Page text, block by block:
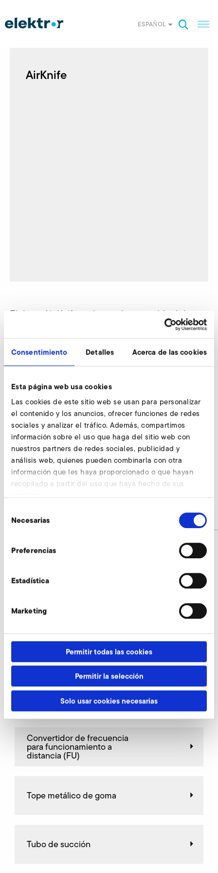
Consentimiento Detalles Acerca de las cookies
Esta página web usa cookies
Las cookies de este sitio web se usan para personalizar
el contenido y los anuncios, ofrecer funciones de redes
sociales y analizar el tráfico. Además, compartimos
información sobre el uso que haga del sitio web con
nuestros partners de redes sociales, publicidad y
análisis web, quienes pueden combinarla con otra
información que les haya proporcionado o que hayan
recopilado a partir del uso que haya hecho de sus
deNecesarias
Preferencias
Estadística
Marketing
Permitir todas las cookies
Permitir la selección
Solo usar cookies necesarias
ESPAÑOL
AirKnife
Elektror Air Knife – el complemento ideal de
ventiladores y compresores periféricos. Basta
conducen el caudal de aire perfectamente
dosiﬁ cado de la manera deseada al punto
deseado.
AirKnife
RD 64 F
N° de artículo AirKnife
Nuestros expertos están a su entera disposición.
Otros accesorios RD 64 F
Tubo de presión
Convertidor de frecuencia
para funcionamiento a
distancia (FU)
Tope metálico de goma
Tubo de succión